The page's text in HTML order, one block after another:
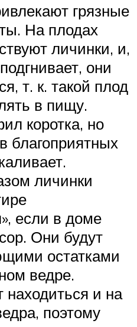
грязные
На плодах
личинки, и,
они
т. к. такой плод
в пищу.
коротка, но
благоприятных
личинки
если в доме
Они будут
остатками
ведре.
находиться и на
поэтому